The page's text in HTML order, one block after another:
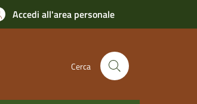
Accedi all'area personale
Cerca